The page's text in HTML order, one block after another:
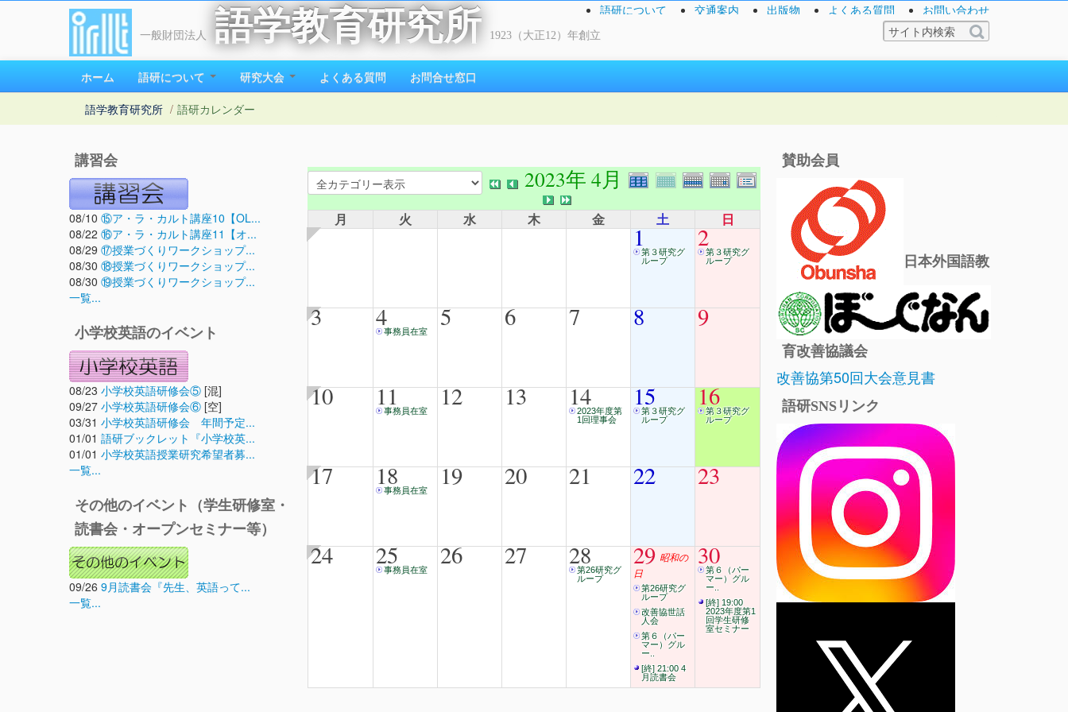
一般財団法人 語学教育研究所 1923（大正12）年創立
語研について 交通案内 出版物 よくある質問 お問い合わせ
ホーム 語研について 研究大会 よくある質問 お問合せ窓口
語学教育研究所 / 語研カレンダー
講習会
08/10 ⑮ア・ラ・カルト講座10【OL...
08/22 ⑯ア・ラ・カルト講座11【オ...
08/29 ⑰授業づくりワークショップ...
08/30 ⑱授業づくりワークショップ...
08/30 ⑲授業づくりワークショップ...
一覧...
小学校英語のイベント
08/23 小学校英語研修会⑤ [混]
09/27 小学校英語研修会⑥ [空]
03/31 小学校英語研修会 年間予定...
01/01 語研ブックレット『小学校英...
01/01 小学校英語授業研究希望者募...
一覧...
その他のイベント（学生研修室・
読書会・オープンセミナー等）
09/26 9月読書会『先生、英語って...
一覧...
2023年 4月
月 火 水 木 金 土 日
1第３研究グ
ループ
2第３研究グ
ループ
3 4事務員在室 5 6 7 8 9
10 11
事務員在室 12 13 14
2023年度第
1回理事会
15
第３研究グ
ループ
16
第３研究グ
ループ
17 18
事務員在室 19 20 21 22 23
24 25
事務員在室 26 27 28
第26研究グ
ループ
29 昭和の
日
第26研究グ
ループ
改善協世話
人会
第６（パー
マー）グル
ー..
[終] 21:00 4
月読書会
30
第６（パー
マー）グル
ー..
[終] 19:00
2023年度第1
回学生研修
室セミナー
賛助会員
日本外国語教
育改善協議会
改善協第50回大会意見書
語研SNSリンク